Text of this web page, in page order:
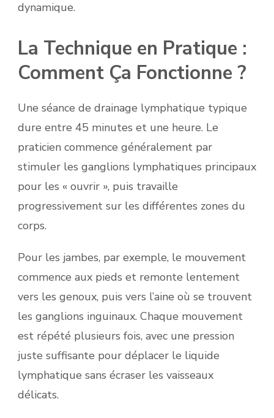
dynamique.
La Technique en Pratique :
Comment Ça Fonctionne ?
Une séance de drainage lymphatique typique
dure entre 45 minutes et une heure. Le
praticien commence généralement par
stimuler les ganglions lymphatiques principaux
pour les « ouvrir », puis travaille
progressivement sur les différentes zones du
corps.
Pour les jambes, par exemple, le mouvement
commence aux pieds et remonte lentement
vers les genoux, puis vers l’aine où se trouvent
les ganglions inguinaux. Chaque mouvement
est répété plusieurs fois, avec une pression
juste suffisante pour déplacer le liquide
lymphatique sans écraser les vaisseaux
délicats.